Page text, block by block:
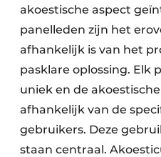
akoestische aspect
panelleden zijn het
afhankelijk is van het
pasklare oplossing. Elk
uniek en de
afhankelijk van de
gebruikers. Deze
staan centraal.